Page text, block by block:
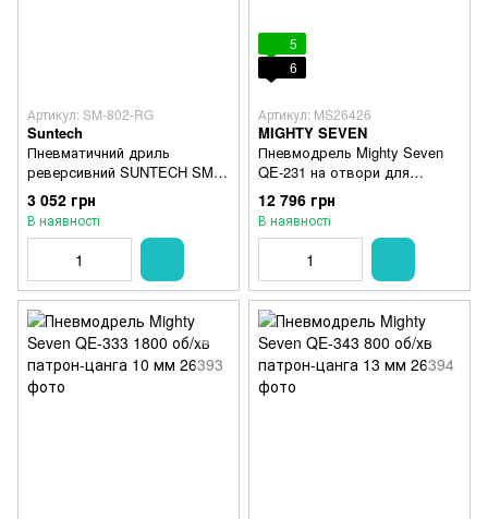
Артикул: SM-802-RG
Suntech
Пневматичний дриль
реверсивний SUNTECH SM-
802-RG
3 052 грн
В наявності
5
6
Артикул: MS26426
MIGHTY SEVEN
Пневмодрель Mighty Seven
QE-231 на отвори для
точкового зварювання
12 796 грн
В наявності